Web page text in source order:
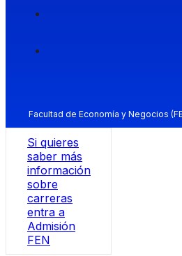
Facultad de Economía y Negocios
Si quieres
saber más
información
sobre
carreras
entra a
Admisión
FEN